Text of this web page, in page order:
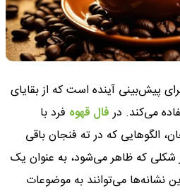
پیش‌بینی آینده است که از بقایای
می‌کند. درفال قهوه فرد با
الگوهایی که در ته فنجان باقی
شکلی که ظاهر می‌شود، به عنوان یک
نشانه‌ها می‌توانند به موضوعات